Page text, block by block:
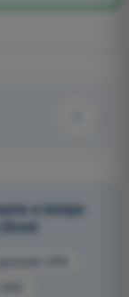
a tempo
UAS